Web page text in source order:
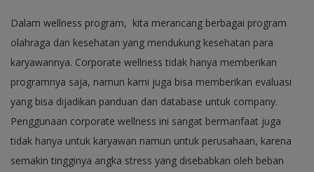
Dalam wellness program, kita merancang berbagai program
olahraga dan kesehatan yang mendukung kesehatan para
karyawannya. Corporate wellness tidak hanya memberikan
programnya saja, namun kami juga bisa memberikan evaluasi
yang bisa dijadikan panduan dan database untuk company.
Penggunaan corporate wellness ini sangat bermanfaat juga
tidak hanya untuk karyawan namun untuk perusahaan, karena
semakin tingginya angka stress yang disebabkan oleh beban